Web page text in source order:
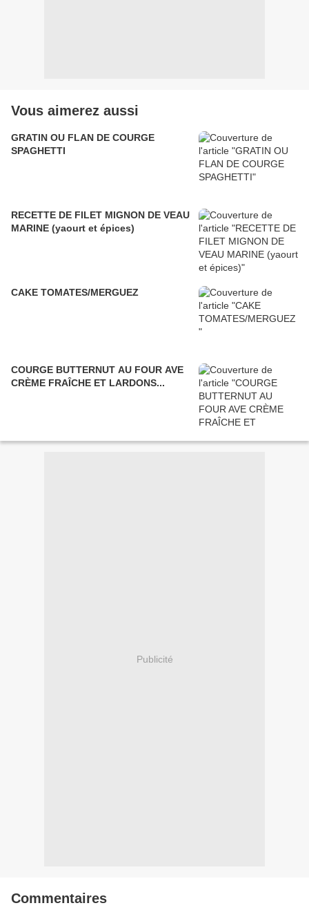
Vous aimerez aussi
GRATIN OU FLAN DE COURGE
SPAGHETTI
RECETTE DE FILET MIGNON DE VEAU
MARINE (yaourt et épices)
CAKE TOMATES/MERGUEZ
COURGE BUTTERNUT AU FOUR AVE
CRÈME FRAÎCHE ET LARDONS...
Publicité
Commentaires